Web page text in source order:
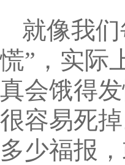
就像我
慌”，实际
真会饿得
很容易死
多少福报